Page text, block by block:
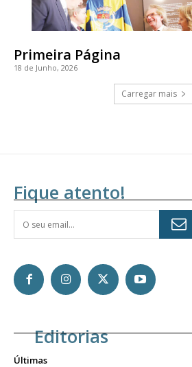
Primeira Página
18 de Junho, 2026
Carregar mais
Fique atento!
Editorias
Últimas